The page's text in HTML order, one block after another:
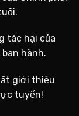
tác hại của
hành.
giới thiệu
tuyến!